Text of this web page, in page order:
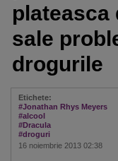
plateasca
sale
drogurile
Etichete:
#Jonathan Rhys Meyers
#alcool
#Dracula
#droguri
16 noiembrie 2013 02:38